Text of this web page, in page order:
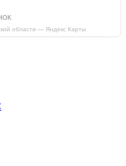
области — Яндекс Карты